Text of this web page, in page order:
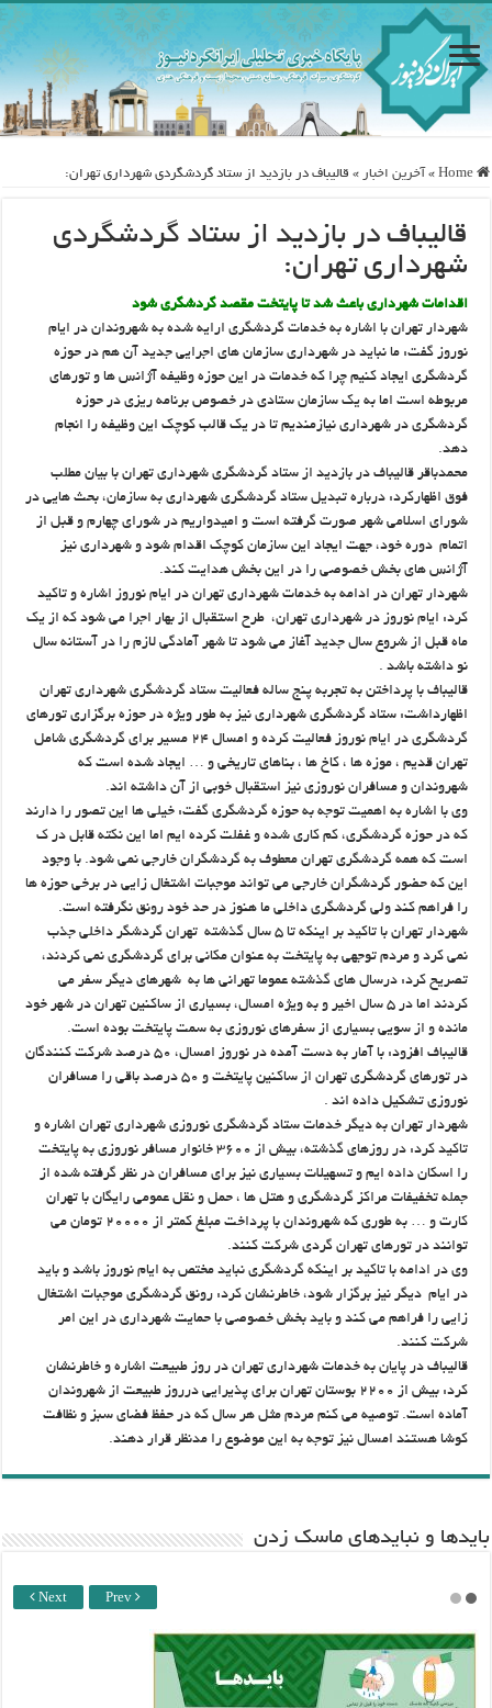
Home
» آخرین اخبار » قالیباف در بازدید از ستاد گردشگردی شهرداری تهران:
قالیباف در بازدید از ستاد گردشگردی
شهرداری تهران:
اقدامات شهرداری باعث شد تا پایتخت مقصد گردشگری شود
شهردار تهران با اشاره به خدمات گردشگری ارایه شده به شهروندان در ایام
نوروز گفت: ما نباید در شهرداری سازمان های اجرایی جدید آن هم در حوزه
گردشگری ایجاد کنیم چرا که خدمات در این حوزه وظیفه آژانس ها و تورهای
مربوطه است اما به یک سازمان ستادی در خصوص برنامه ریزی در حوزه
گردشگری در شهرداری نیازمندیم تا در یک قالب کوچک این وظیفه را انجام
دهد.
محمدباقر قالیباف در بازدید از ستاد گردشگری شهرداری تهران با بیان مطلب
فوق اظهارکرد: درباره تبدیل ستاد گردشگری شهرداری به سازمان، بحث هایی در
شورای اسلامی شهر صورت گرفته است و امیدواریم در شورای چهارم و قبل از
اتمام دوره خود، جهت ایجاد این سازمان کوچک اقدام شود و شهرداری نیز
آژانس های بخش خصوصی را در این بخش هدایت کند.
شهردار تهران در ادامه به خدمات شهرداری تهران در ایام نوروز اشاره و تاکید
کرد: ایام نوروز در شهرداری تهران، طرح استقبال از بهار اجرا می شود که از یک
ماه قبل از شروع سال جدید آغاز می شود تا شهر آمادگی لازم را در آستانه سال
نو داشته باشد .
قالیباف با پرداختن به تجربه پنج ساله فعالیت ستاد گردشگری شهرداری تهران
اظهارداشت: ستاد گردشگری شهرداری نیز به طور ویژه در حوزه برگزاری تورهای
گردشگری در ایام نوروز فعالیت کرده و امسال ۲۴ مسیر برای گردشگری شامل
تهران قدیم ، موزه ها ، کاخ ها ، بناهای تاریخی و … ایجاد شده است که
شهروندان و مسافران نوروزی نیز استقبال خوبی از آن داشته اند.
وی با اشاره به اهمیت توجه به حوزه گردشگری گفت: خیلی ها این تصور را دارند
که در حوزه گردشگری، کم کاری شده و غفلت کرده ایم اما این نکته قابل در ک
است که همه گردشگری تهران معطوف به گردشگران خارجی نمی شود. با وجود
این که حضور گردشگران خارجی می تواند موجبات اشتغال زایی در برخی حوزه ها
را فراهم کند ولی گردشگری داخلی ما هنوز در حد خود رونق نگرفته است.
شهردار تهران با تاکید بر اینکه تا ۵ سال گذشته تهران گردشگر داخلی جذب
نمی کرد و مردم توجهی به پایتخت به عنوان مکانی برای گردشگری نمی کردند،
تصریح کرد: درسال های گذشته عموما تهرانی ها به شهرهای دیگر سفر می
کردند اما در ۵ سال اخیر و به ویژه امسال، بسیاری از ساکنین تهران در شهر خود
مانده و از سویی بسیاری از سفرهای نوروزی به سمت پایتخت بوده است.
قالیباف افزود: با آمار به دست آمده در نوروز امسال، ۵۰ درصد شرکت کنندگان
در تورهای گردشگری تهران از ساکنین پایتخت و ۵۰ درصد باقی را مسافران
نوروزی تشکیل داده اند .
شهردار تهران به دیگر خدمات ستاد گردشگری نوروزی شهرداری تهران اشاره و
تاکید کرد: در روزهای گذشته، بیش از ۳۶۰۰ خانوار مسافر نوروزی به پایتخت
را اسکان داده ایم و تسهیلات بسیاری نیز برای مسافران در نظر گرفته شده از
جمله تخفیفات مراکز گردشگری و هتل ها ، حمل و نقل عمومی رایگان با تهران
کارت و … به طوری که شهروندان با پرداخت مبلغ کمتر از ۲۰۰۰۰ تومان می
توانند در تورهای تهران گردی شرکت کنند.
وی در ادامه با تاکید بر اینکه گردشگری نباید مختص به ایام نوروز باشد و باید
در ایام دیگر نیز برگزار شود، خاطرنشان کرد: رونق گردشگری موجبات اشتغال
زایی را فراهم می کند و باید بخش خصوصی با حمایت شهرداری در این امر
شرکت کنند.
قالیباف در پایان به خدمات شهرداری تهران در روز طبیعت اشاره و خاطرنشان
کرد: بیش از ۲۲۰۰ بوستان تهران برای پذیرایی درروز طبیعت از شهروندان
آماده است. توصیه می کنم مردم مثل هر سال که در حفظ فضای سبز و نظافت
کوشا هستند امسال نیز توجه به این موضوع را مدنظر قرار دهند.
باید‌ها و نبایدهای ماسک زدن
Next Prev